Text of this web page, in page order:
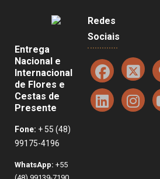
Entrega
Nacional e
Internacional
de Flores e
Cestas de
Presente
Fone: + 55 (48)
99175-4196
WhatsApp: +55
Redes
Sociais